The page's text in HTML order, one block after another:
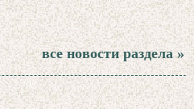
все новости раздела »